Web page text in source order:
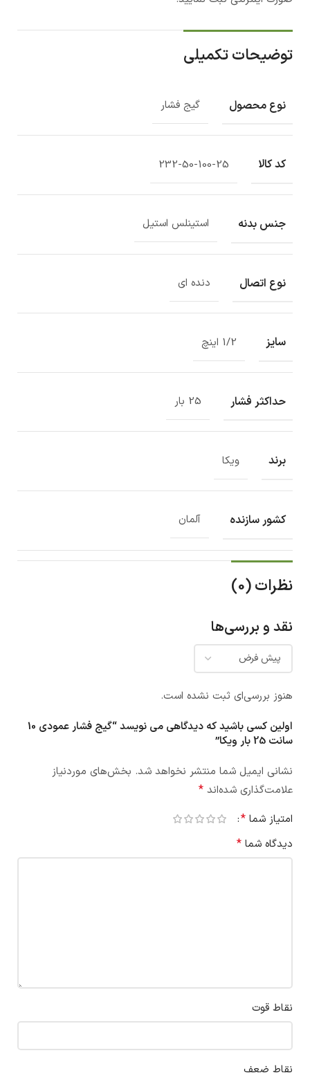
توضیحات تکمیلی
نوع محصول گیج فشار
کد کالا 232-50-100-25
جنس بدنه استینلس استیل
نوع اتصال دنده ای
سایز 1/2 اینچ
حداکثر فشار 25 بار
برند ویکا
کشور سازنده آلمان
نظرات (0)
نقد و بررسی‌ها
هنوز بررسی‌ای ثبت نشده است.
اولین کسی باشید که دیدگاهی می نویسد “گیج فشار عمودی 10
سانت 25 بار ویکا”
نشانی ایمیل شما منتشر نخواهد شد. بخش‌های موردنیاز
علامت‌گذاری شده‌اند *
امتیاز شما *
دیدگاه شما *
نقاط قوت
نقاط ضعف